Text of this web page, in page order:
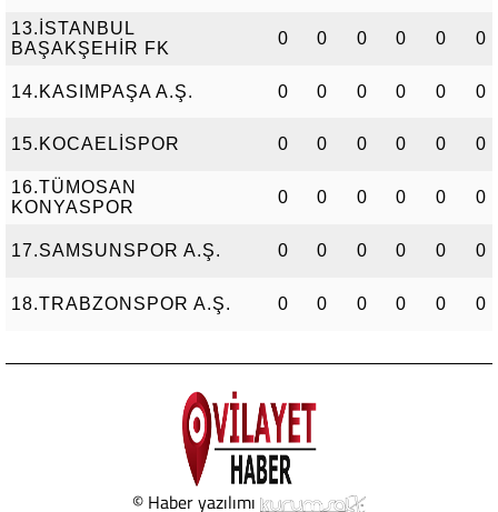
13.İSTANBUL
BAŞAKŞEHİR FK
0 0 0 0 0 0
14.KASIMPAŞA A.Ş. 0 0 0 0 0 0
15.KOCAELİSPOR 0 0 0 0 0 0
16.TÜMOSAN
KONYASPOR
0 0 0 0 0 0
17.SAMSUNSPOR A.Ş. 0 0 0 0 0 0
18.TRABZONSPOR A.Ş. 0 0 0 0 0 0
© Haber yazılımı